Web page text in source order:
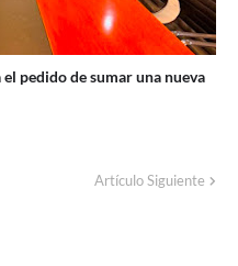
pedido de sumar una nueva
Artículo Siguiente
para este